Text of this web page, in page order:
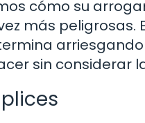
cómo su
más peligrosas.
sin considerar